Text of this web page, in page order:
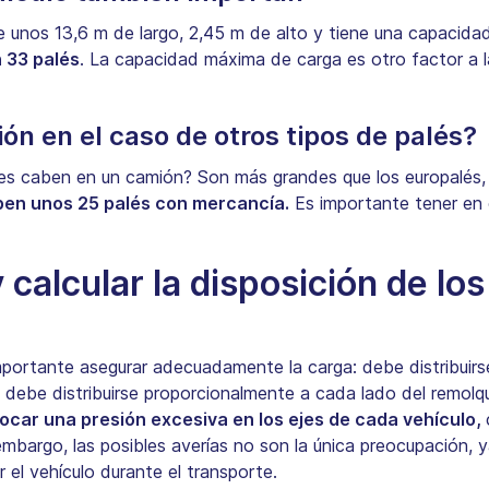
unos 13,6 m de largo, 2,45 m de alto y tiene una
palés. La capacidad máxima de carga es otro factor a
en el caso de otros tipos de palés?
caben en un camión? Son más grandes que los
unos 25 palés con mercancía. Es importante tener
la disposición de
asegurar adecuadamente la carga: debe
distribuirse proporcionalmente a cada lado del
una presión excesiva en los ejes de cada vehículo,
las posibles averías no son la única preocupación,
el vehículo durante el transporte.